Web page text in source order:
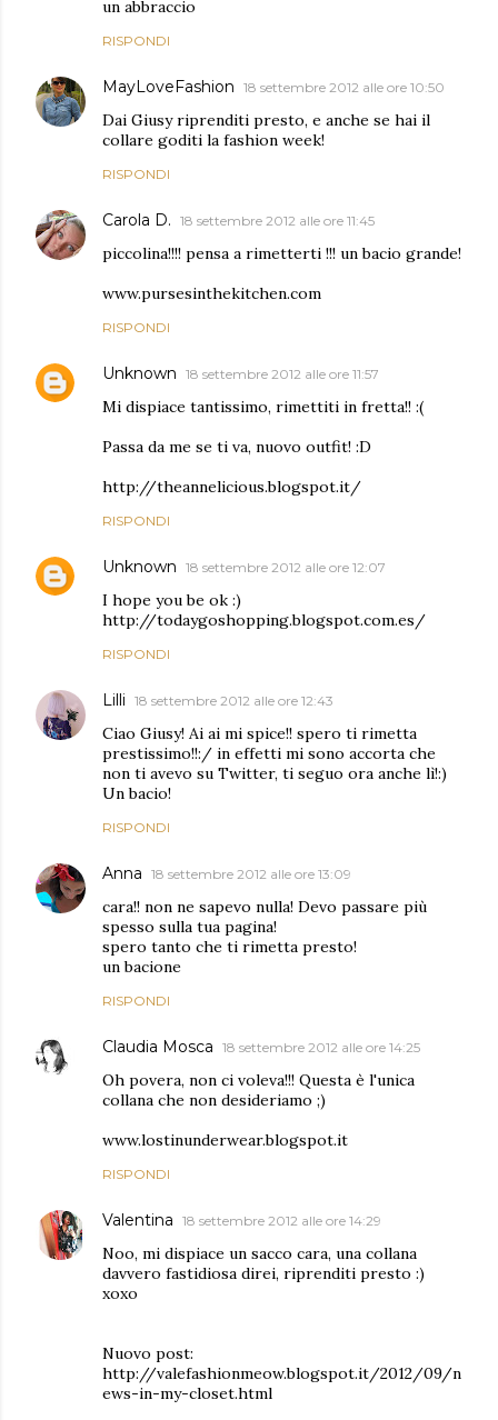
un abbraccio
RISPONDI
MayLoveFashion 18 settembre 2012 alle ore 10:50
Dai Giusy riprenditi presto, e anche se hai il
collare goditi la fashion week!
RISPONDI
Carola D. 18 settembre 2012 alle ore 11:45
piccolina!!!! pensa a rimetterti !!! un bacio grande!
www.pursesinthekitchen.com
RISPONDI
Unknown 18 settembre 2012 alle ore 11:57
Mi dispiace tantissimo, rimettiti in fretta!! :(
Passa da me se ti va, nuovo outfit! :D
http://theannelicious.blogspot.it/
RISPONDI
Unknown 18 settembre 2012 alle ore 12:07
I hope you be ok :)
http://todaygoshopping.blogspot.com.es/
RISPONDI
Lilli 18 settembre 2012 alle ore 12:43
Ciao Giusy! Ai ai mi spice!! spero ti rimetta
prestissimo!!:/ in effetti mi sono accorta che
non ti avevo su Twitter, ti seguo ora anche lì!:)
Un bacio!
RISPONDI
Anna 18 settembre 2012 alle ore 13:09
cara!! non ne sapevo nulla! Devo passare più
spesso sulla tua pagina!
spero tanto che ti rimetta presto!
un bacione
RISPONDI
Claudia Mosca 18 settembre 2012 alle ore 14:25
Oh povera, non ci voleva!!! Questa è l'unica
collana che non desideriamo ;)
www.lostinunderwear.blogspot.it
RISPONDI
Valentina 18 settembre 2012 alle ore 14:29
Noo, mi dispiace un sacco cara, una collana
davvero fastidiosa direi, riprenditi presto :)
xoxo
Nuovo post:
http://valefashionmeow.blogspot.it/2012/09/n
ews-in-my-closet.html